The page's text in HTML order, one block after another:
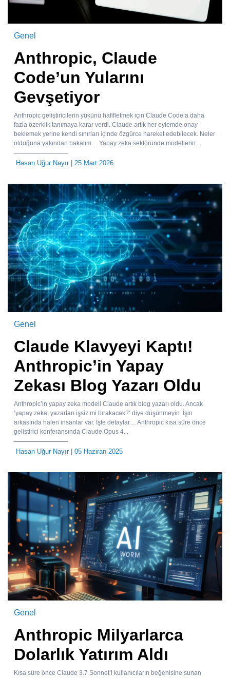
Genel
Anthropic, Claude
Code’un Yularını
Gevşetiyor
Anthropic geliştiricilerin yükünü hafifletmek için Claude Code’a daha
fazla özerklik tanımaya karar verdi. Claude artık her eylemde onay
beklemek yerine kendi sınırları içinde özgürce hareket edebilecek. Neler
olduğuna yakından bakalım… Yapay zeka sektöründe modellerin...
Hasan Uğur Nayır| 25 Mart 2026
Genel
Claude Klavyeyi Kaptı!
Anthropic’in Yapay
Zekası Blog Yazarı Oldu
Anthropic’in yapay zeka modeli Claude artık blog yazarı oldu. Ancak
‘yapay zeka, yazarları işsiz mi bırakacak?’ diye düşünmeyin. İşin
arkasında halen insanlar var. İşte detaylar… Anthropic kısa süre önce
geliştirici konferansında Claude Opus 4...
Hasan Uğur Nayır| 05 Haziran 2025
Genel
Anthropic Milyarlarca
Dolarlık Yatırım Aldı
Kısa süre önce Claude 3.7 Sonnet’i kullanıcıların beğenisine sunan